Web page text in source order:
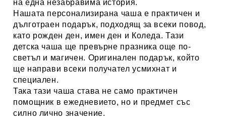
на една незабравима история.
Нашата персонализирана чаша е практичен и
дълготраен подарък, подходящ за всеки повод,
като рожден ден, имен ден и Коледа. Тази
детска чаша ще превърне празника още по-
светъл и магичен. Оригинален подарък, който
ще направи всеки получател усмихнат и
специален.
Така тази чаша става не само практичен
помощник в ежедневието, но и предмет със
силно лично значение.